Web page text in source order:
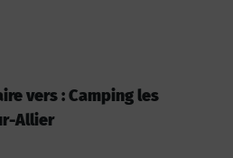
vers : Camping les
Allier